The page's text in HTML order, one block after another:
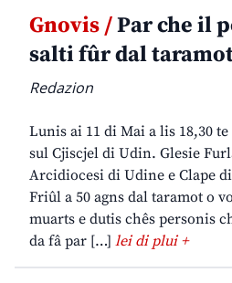
Gnovis /Par che il
salti fûr dal
Redazion
Lunis ai 11 di Mai a lis 18,30
sul Cjiscjel di Udin. Glesie
Arcidiocesi di Udine e Clape
Friûl a 50 agns dal taramot o
muarts e dutis chês personis
da fâ par […] lei di plui +